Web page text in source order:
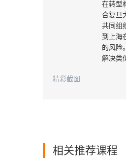
在转型
合复旦
共同组
到上海
的风险
解决类
精彩截图
相关推荐课程